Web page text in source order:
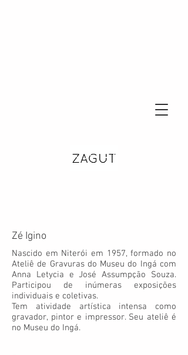
Zé Igino
Nascido em Niterói em 1957, formado no
Ateliê de Gravuras do Museu do Ingá com
Anna Letycia e José Assumpção Souza.
Participou de inúmeras exposições
individuais e coletivas.
Tem atividade artística intensa como
gravador, pintor e impressor. Seu ateliê é
no Museu do Ingá.